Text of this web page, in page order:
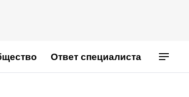
Ответ специалиста